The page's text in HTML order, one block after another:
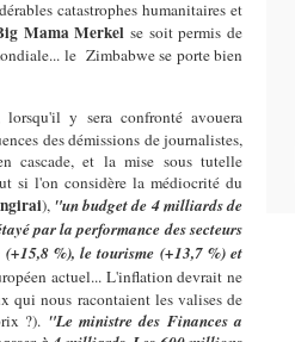
catastrophes humanitaires et
Mama Merkel se soit permis de
le Zimbabwe se porte bien
lorsqu'il y sera confronté avouera
des démissions de journalistes,
cascade, et la mise sous tutelle
si l'on considère la médiocrité du
), "un budget de 4 milliards de
par la performance des secteurs
%), le tourisme (+13,7 %) et
actuel... L'inflation devrait ne
qui nous racontaient les valises de
?). "Le ministre des Finances a